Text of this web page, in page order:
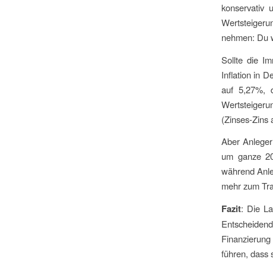
konservativ
nehmen: Du
Sollte die
Inflation in
auf 5,27%,
(Zinses-Zins
Aber
um ganze
während
mehr zum
Fazit: Die
führen, dass